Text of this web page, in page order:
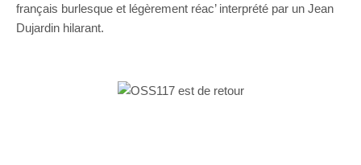
français burlesque et légèrement réac’ interprété par un Jean
Dujardin hilarant.